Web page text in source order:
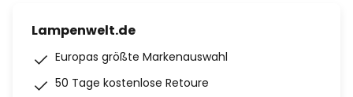
Lampenwelt.de
Europas größte Markenauswahl
50 Tage kostenlose Retoure